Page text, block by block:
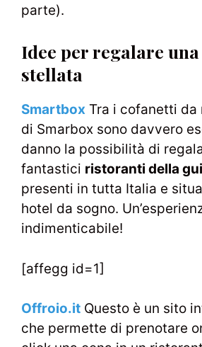
parte).
Idee per regalare una
stellata
Smartbox Tra i cofanetti da
di Smarbox sono davvero
danno la possibilità di
fantastici ristoranti della
presenti in tutta Italia e
hotel da sogno.
indimenticabile!
[affegg id=1]
Offroio.it Questo è un sito
che permette di prenotare